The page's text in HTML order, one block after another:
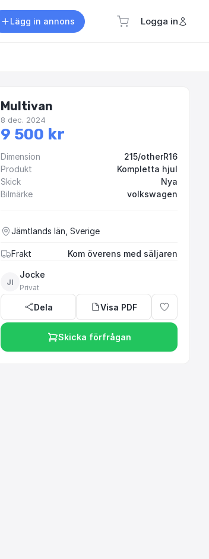
Lägg in annons Logga in
Multivan
8 dec. 2024
9 500 kr
Dimension
215/otherR16
Produkt
Kompletta hjul
Skick
Nya
Bilmärke
volkswagen
Jämtlands län, Sverige
Frakt Kom överens med säljaren
JI
Jocke
Privat
Dela Visa PDF
Skicka förfrågan